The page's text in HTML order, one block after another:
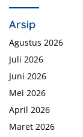
Arsip
Agustus 2026
Juli 2026
Juni 2026
Mei 2026
April 2026
Maret 2026